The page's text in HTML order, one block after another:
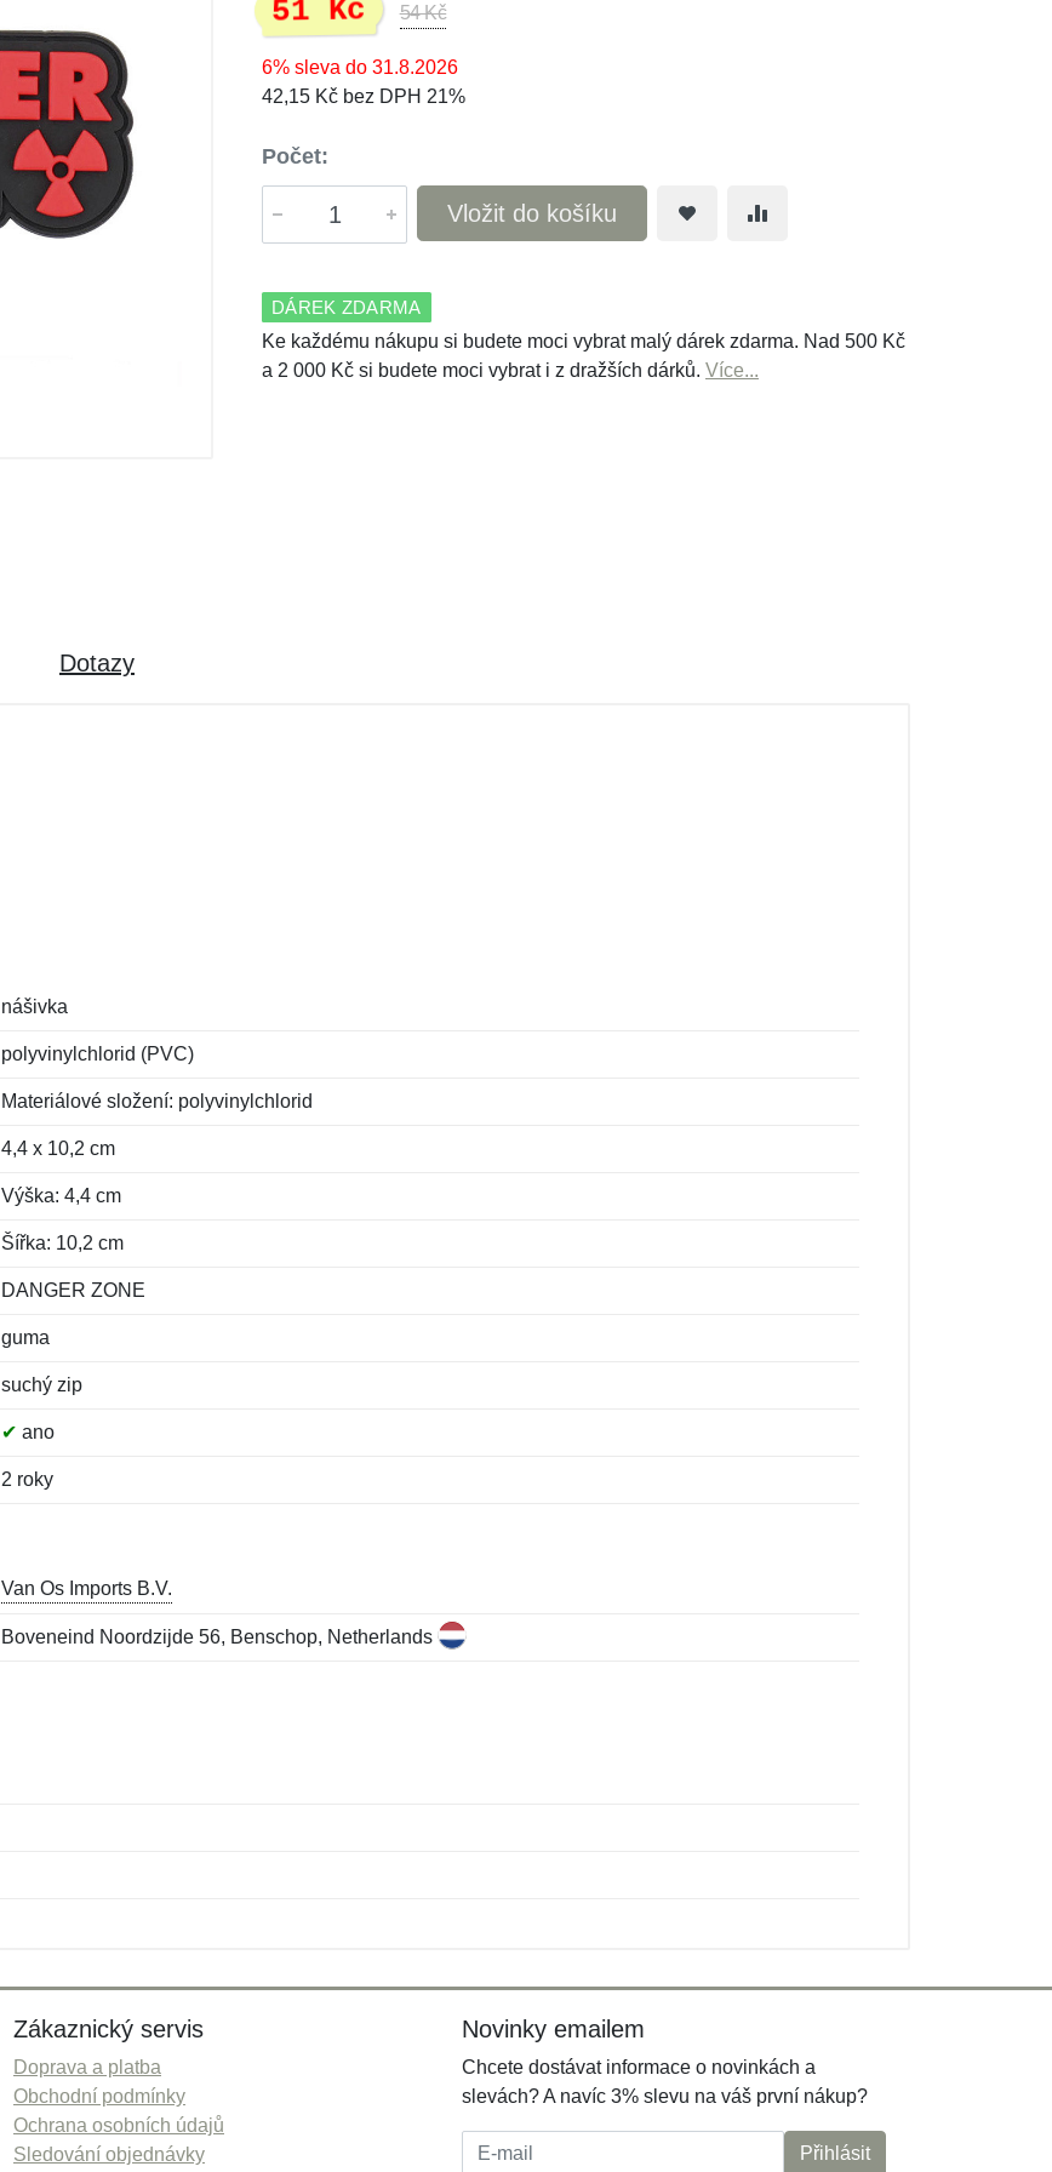
51 Kč 54 Kč
6% sleva do 31.8.2026
42,15 Kč bez DPH 21%
Počet:
Vložit do košíku
DÁREK ZDARMA
Ke každému nákupu si budete moci vybrat malý dárek zdarma. Nad 500 Kč
a 2 000 Kč si budete moci vybrat i z dražších dárků. Více...
Dotazy
nášivka
polyvinylchlorid (PVC)
Materiálové složení: polyvinylchlorid
4,4 x 10,2 cm
Výška: 4,4 cm
Šířka: 10,2 cm
DANGER ZONE
guma
suchý zip
✔ ano
2 roky
Van Os Imports B.V.
Boveneind Noordzijde 56, Benschop, Netherlands
Zákaznický servis
Doprava a platba
Obchodní podmínky
Ochrana osobních údajů
Sledování objednávky
Novinky emailem
Chcete dostávat informace o novinkách a
slevách? A navíc 3% slevu na váš první nákup?
E-mail: Přihlásit